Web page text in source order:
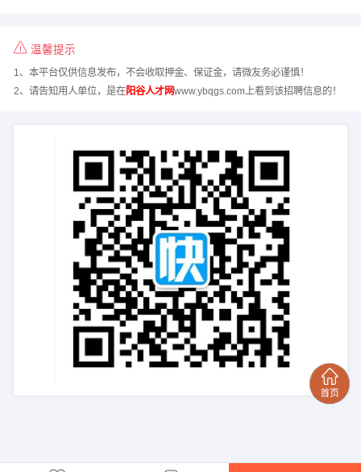
温馨提示
1、本平台仅供信息发布，不会收取押金、保证金，请微友务必谨慎！
2、请告知用人单位，是在阳谷人才网www.ybqgs.com上看到该招聘信息的！